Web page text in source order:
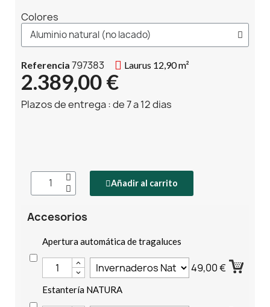
Colores
Referencia 797383 Laurus 12,90 m²
2.389,00 €
Plazos de entrega : de 7 a 12 dias
Añadir al carrito
Accesorios
Apertura automática de tragaluces
49,00 €
Estantería NATURA